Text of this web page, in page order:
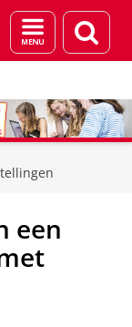
Menu
en
een